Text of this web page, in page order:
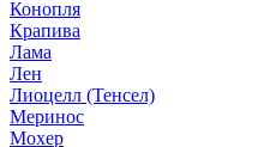
Конопля
Крапива
Лама
Лен
Лиоцелл (Тенсел)
Меринос
Мохер